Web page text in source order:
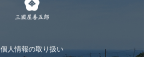
個人情報の取り扱い